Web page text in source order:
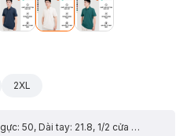
2XL
Chiều dài: 70, Rộng vai: 42.5, 1/2 ngực: 50, Dài tay: 21.8, 1/2 cửa tay: 15.3